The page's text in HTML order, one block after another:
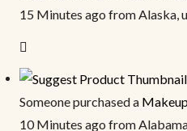
15 Minutes ago from Alaska,
Someone purchased a
10 Minutes ago from